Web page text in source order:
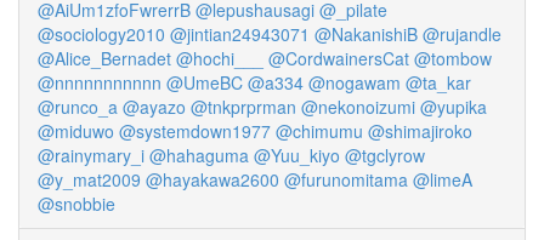
@AiUm1zfoFwrerrB @lepushausagi @_pilate
@sociology2010 @jintian24943071 @NakanishiB @rujandle
@Alice_Bernadet @hochi___ @CordwainersCat @tombow
@nnnnnnnnnnn @UmeBC @a334 @nogawam @ta_kar
@runco_a @ayazo @tnkprprman @nekonoizumi @yupika
@miduwo @systemdown1977 @chimumu @shimajiroko
@rainymary_i @hahaguma @Yuu_kiyo @tgclyrow
@y_mat2009 @hayakawa2600 @furunomitama @limeA
@snobbie